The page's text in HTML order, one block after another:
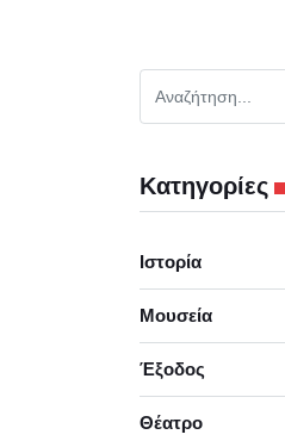
Κατηγορίες
Ιστορία
Μουσεία
Έξοδος
Θέατρο